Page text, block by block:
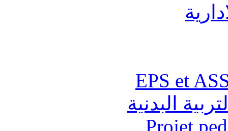
البدنية
Projet